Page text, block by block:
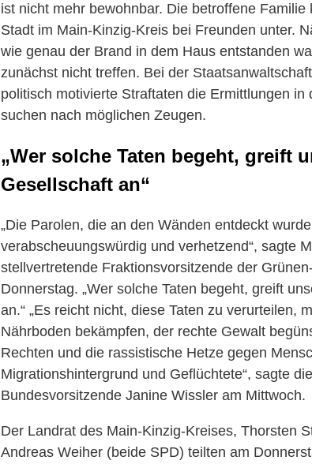
ist nicht mehr bewohnbar. Die betroffene Familie
Stadt im Main-Kinzig-Kreis bei Freunden unter.
wie genau der Brand in dem Haus entstanden
zunächst nicht treffen. Bei der
politisch motivierte Straftaten die Ermittlungen in
suchen nach möglichen Zeugen.
„Wer solche Taten begeht, greift
Gesellschaft an“
„Die Parolen, die an den Wänden entdeckt
verabscheuungswürdig und verhetzend“, sagte
stellvertretende Fraktionsvorsitzende der
Donnerstag. „Wer solche Taten begeht, greift
an.“ „Es reicht nicht, diese Taten zu verurteilen,
Nährboden bekämpfen, der rechte Gewalt
Rechten und die rassistische Hetze gegen
Migrationshintergrund und Geflüchtete“, sagte
Bundesvorsitzende Janine Wissler am Mittwoch.
Der Landrat des Main-Kinzig-Kreises, Thorsten
Andreas Weiher (beide SPD) teilten am